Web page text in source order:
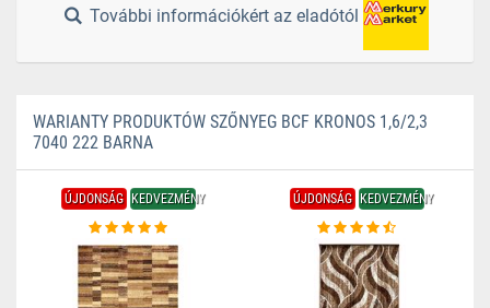
További információkért az eladótól
WARIANTY PRODUKTÓW SZŐNYEG BCF KRONOS 1,6/2,3
7040 222 BARNA
ÚJDONSÁG KEDVEZMÉNY ÚJDONSÁG KEDVEZMÉNY